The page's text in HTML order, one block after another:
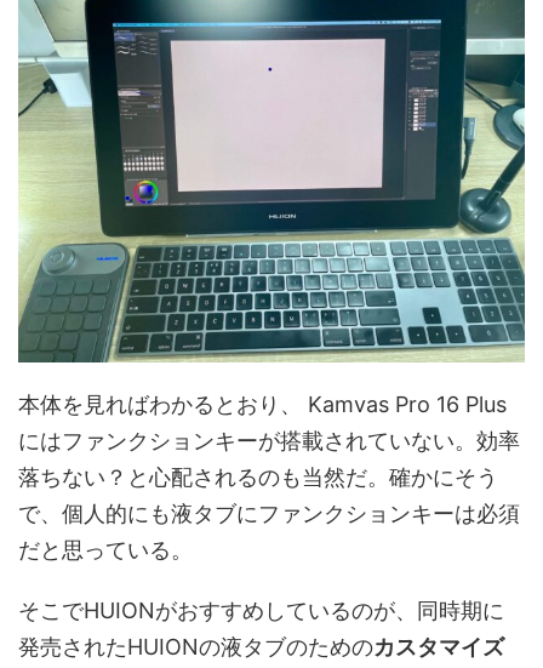
本体を見ればわかるとおり、 Kamvas Pro 16 Plus
にはファンクションキーが搭載されていない。効率
落ちない？と心配されるのも当然だ。確かにそう
で、個人的にも液タブにファンクションキーは必須
だと思っている。
そこでHUIONがおすすめしているのが、同時期に
発売されたHUIONの液タブのためのカスタマイズ